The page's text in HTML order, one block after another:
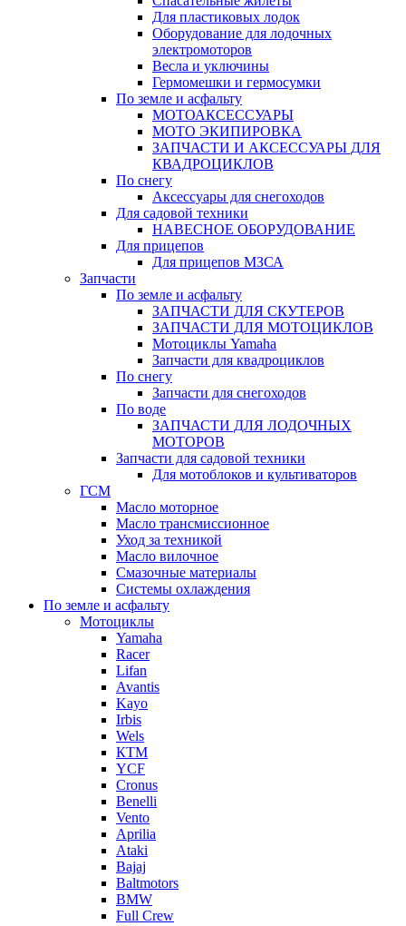
Для пластиковых лодок
Оборудование для лодочных
электромоторов
Весла и уключины
Гермомешки и гермосумки
По земле и асфальту
МОТОАКСЕССУАРЫ
МОТО ЭКИПИРОВКА
ЗАПЧАСТИ И АКСЕССУАРЫ ДЛЯ
КВАДРОЦИКЛОВ
По снегу
Аксессуары для снегоходов
Для садовой техники
НАВЕСНОЕ ОБОРУДОВАНИЕ
Для прицепов
Для прицепов МЗСА
Запчасти
По земле и асфальту
ЗАПЧАСТИ ДЛЯ СКУТЕРОВ
ЗАПЧАСТИ ДЛЯ МОТОЦИКЛОВ
Мотоциклы Yamaha
Запчасти для квадроциклов
По снегу
Запчасти для снегоходов
По воде
ЗАПЧАСТИ ДЛЯ ЛОДОЧНЫХ
МОТОРОВ
Запчасти для садовой техники
Для мотоблоков и культиваторов
ГСМ
Масло моторное
Масло трансмиссионное
Уход за техникой
Масло вилочное
Смазочные материалы
Системы охлаждения
По земле и асфальту
Мотоциклы
Yamaha
Racer
Lifan
Avantis
Kayo
Irbis
Wels
КТМ
YCF
Cronus
Benelli
Vento
Aprilia
Ataki
Bajaj
Baltmotors
BMW
Full Crew